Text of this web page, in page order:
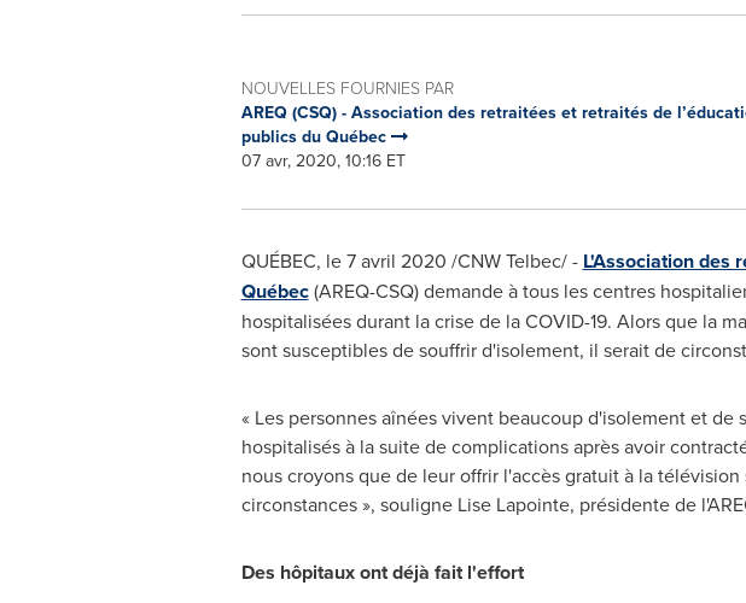
NOUVELLES FOURNIES PAR
AREQ (CSQ) - Association des retraitées et retraités de
publics du Québec
07 avr, 2020, 10:16 ET
QUÉBEC, le 7 avril 2020 /CNW Telbec/ - L'Association des
Québec(AREQ-CSQ) demande à tous les centres
hospitalisées durant la crise de la COVID-19. Alors que la
sont susceptibles de souffrir d'isolement, il serait de
« Les personnes aînées vivent beaucoup d'isolement et
hospitalisés à la suite de complications après avoir
nous croyons que de leur offrir l'accès gratuit à la
circonstances », souligne Lise Lapointe, présidente de
Des hôpitaux ont déjà fait l'effort